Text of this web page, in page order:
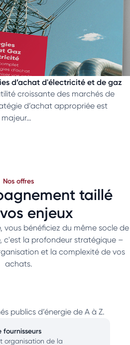
d’achat d'électricité et de gaz
croissante des marchés de
d’achat appropriée est
Nos offres
taillé
enjeux
vous bénéficiez du même socle de
c'est la profondeur stratégique –
et la complexité de vos
achats.
publics d’énergie de A à Z.
fournisseurs
organisation de la